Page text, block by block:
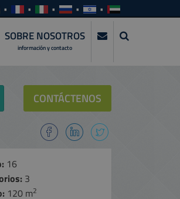
SOBRE NOSOTROS
información y contacto
CONTÁCTENOS
16
3
120 m2